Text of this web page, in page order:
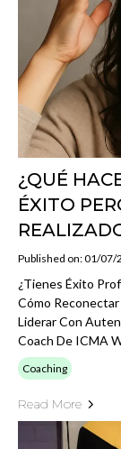
¿QUÉ
ÉXITO
Published on: 01/07/
¿Tienes Éxito
Cómo
Liderar Con
Coach De ICMA
Coaching
Read More